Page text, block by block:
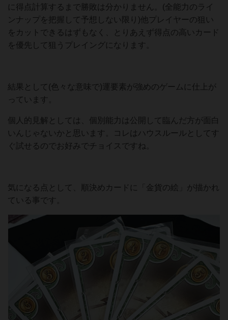
に得点計算するまで勝敗は分かりません。(全能力のライ
ンナップを把握して予想しない限り)他プレイヤーの狙い
をカットできるはずもなく、とりあえず得点の高いカード
を優先して狙うプレイングになります。
結果として(色々な意味で)運要素が強めのゲームに仕上が
っています。
個人的見解としては、個別能力は公開して臨んだ方が面白
いんじゃないかと思います。コレはハウスルールとしてす
ぐ試せるのでお好みでチョイスですね。
気になる点として、順決めカードに「金貨の絵」が描かれ
ている事です。